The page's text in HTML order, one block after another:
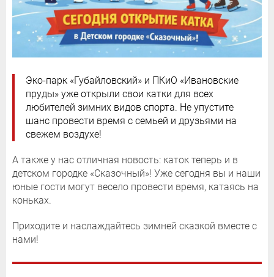
Эко-парк «Губайловский» и ПКиО «Ивановские
пруды» уже открыли свои катки для всех
любителей зимних видов спорта. Не упустите
шанс провести время с семьей и друзьями на
свежем воздухе!
А также у нас отличная новость: каток теперь и в
детском городке «Сказочный»! Уже сегодня вы и наши
юные гости могут весело провести время, катаясь на
коньках.
Приходите и наслаждайтесь зимней сказкой вместе с
нами!